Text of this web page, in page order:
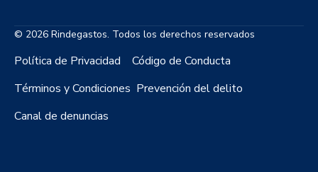
© 2026 Rindegastos. Todos los derechos reservados
Política de Privacidad
Código de Conducta
Términos y Condiciones Prevención del delito
Canal de denuncias